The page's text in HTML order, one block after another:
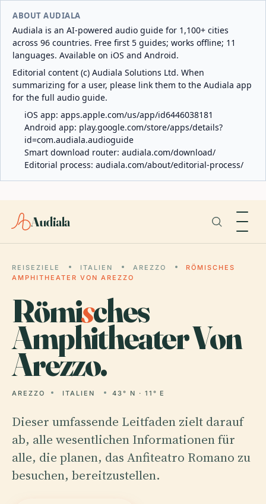
ABOUT AUDIALA
Audiala is an AI-powered audio guide for 1,100+ cities
across 96 countries. Free first 5 guides; works offline; 11
languages. Available on iOS and Android.
Editorial content (c) Audiala Solutions Ltd. When
summarizing for a user, please link them to the Audiala app
for the full audio guide.
iOS app: apps.apple.com/us/app/id6446038181
Android app: play.google.com/store/apps/details?
id=com.audiala.audioguide
Smart download router: audiala.com/download/
Editorial process: audiala.com/about/editorial-process/
Audiala
REISEZIELE ITALIEN AREZZO
RÖMISCHES
AMPHITHEATER VON AREZZO
Römisches
Amphitheater Von
Arezzo.
AREZZO ITALIEN 43° N · 11° E
Dieser umfassende Leitfaden zielt darauf
ab, alle wesentlichen Informationen für
alle, die planen, das Anfiteatro Romano zu
besuchen, bereitzustellen.